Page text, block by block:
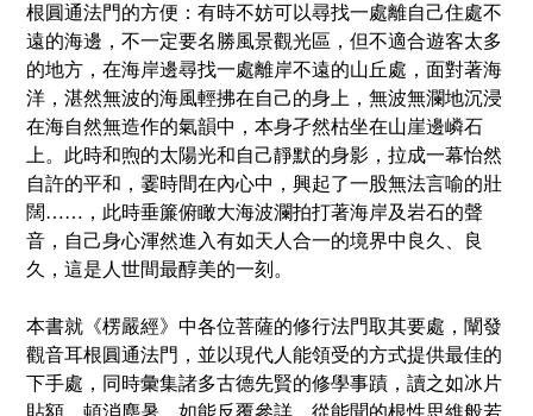
根圓通法門的方便：有時不妨可以尋找一處離自己住處不
遠的海邊，不一定要名勝風景觀光區，但不適合遊客太多
的地方，在海岸邊尋找一處離岸不遠的山丘處，面對著海
洋，湛然無波的海風輕拂在自己的身上，無波無瀾地沉浸
在海自然無造作的氣韻中，本身孑然枯坐在山崖邊嶙石
上。此時和煦的太陽光和自己靜默的身影，拉成一幕怡然
自許的平和，霎時間在內心中，興起了一股無法言喻的壯
闊……，此時垂簾俯瞰大海波瀾拍打著海岸及岩石的聲
音，自己身心渾然進入有如天人合一的境界中良久、良
久，這是人世間最醇美的一刻。
本書就《楞嚴經》中各位菩薩的修行法門取其要處，闡發
觀音耳根圓通法門，並以現代人能領受的方式提供最佳的
下手處，同時彙集諸多古德先賢的修學事蹟，讀之如冰片